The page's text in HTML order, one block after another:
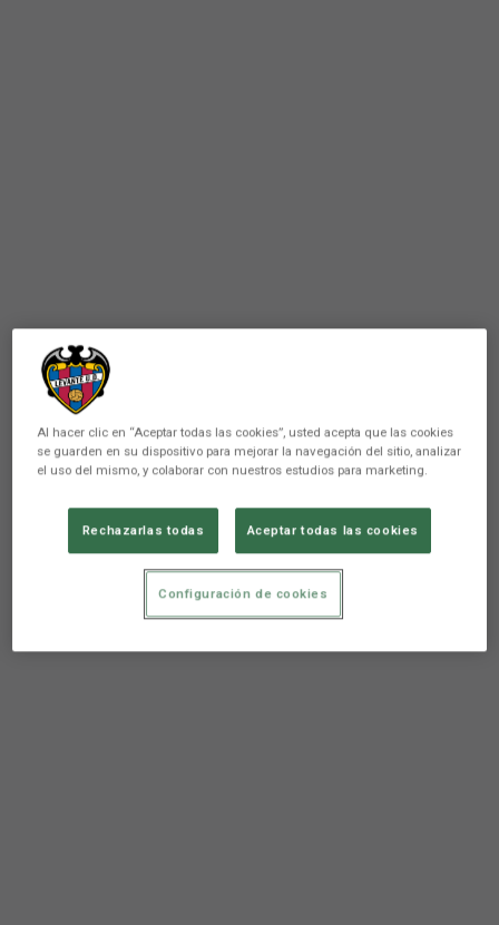
Al hacer clic en “Aceptar todas las cookies”, usted acepta que las cookies
se guarden en su dispositivo para mejorar la navegación del sitio, analizar
el uso del mismo, y colaborar con nuestros estudios para marketing.
Rechazarlas todas Aceptar todas las cookies
Configuración de cookies